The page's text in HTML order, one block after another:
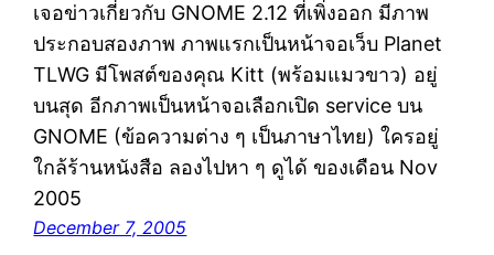
เจอข่าวเกี่ยวกับ GNOME 2.12 ที่เพิ่งออก มีภาพ
ประกอบสองภาพ ภาพแรกเป็นหน้าจอเว็บ Planet
TLWG มีโพสต์ของคุณ Kitt (พร้อมแมวขาว) อยู่
บนสุด อีกภาพเป็นหน้าจอเลือกเปิด service บน
GNOME (ข้อความต่าง ๆ เป็นภาษาไทย) ใครอยู่
ใกล้ร้านหนังสือ ลองไปหา ๆ ดูได้ ของเดือน Nov
2005
December 7, 2005